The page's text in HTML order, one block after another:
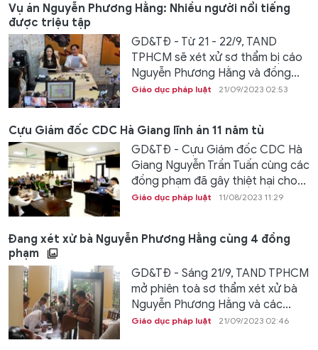
Vụ án Nguyễn Phương Hằng: Nhiều người nổi tiếng
được triệu tập
GD&TĐ - Từ 21 - 22/9, TAND
TPHCM sẽ xét xử sơ thẩm bị cáo
Nguyễn Phương Hằng và đồng...
Giáo dục pháp luật 21/09/2023 02:53
Cựu Giám đốc CDC Hà Giang lĩnh án 11 năm tù
GD&TĐ - Cựu Giám đốc CDC Hà
Giang Nguyễn Trần Tuấn cùng các
đồng phạm đã gây thiệt hại cho...
Giáo dục pháp luật 11/08/2023 11:29
Đang xét xử bà Nguyễn Phương Hằng cùng 4 đồng
phạm
GD&TĐ - Sáng 21/9, TAND TPHCM
mở phiên toà sơ thẩm xét xử bà
Nguyễn Phương Hằng và các...
Giáo dục pháp luật 21/09/2023 02:46